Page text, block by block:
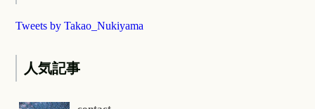
Tweets by Takao_Nukiyama
人気記事